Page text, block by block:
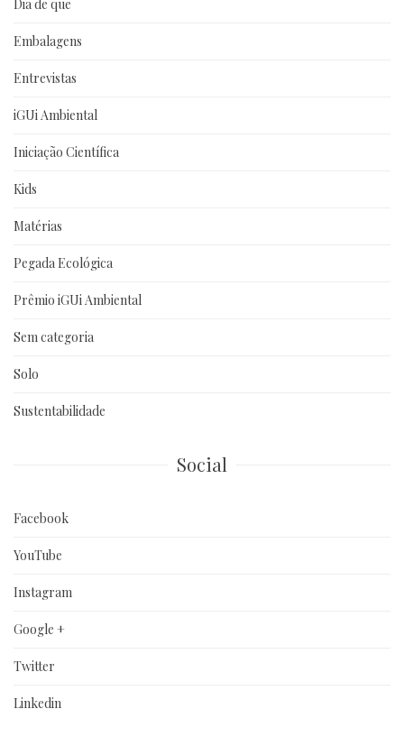
Dia de que
Embalagens
Entrevistas
iGUi Ambiental
Iniciação Científica
Kids
Matérias
Pegada Ecológica
Prêmio iGUi Ambiental
Sem categoria
Solo
Sustentabilidade
Social
Facebook
YouTube
Instagram
Google +
Twitter
Linkedin